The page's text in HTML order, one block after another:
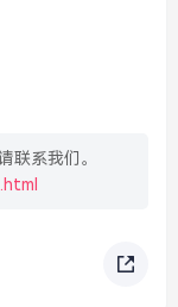
联系我们。